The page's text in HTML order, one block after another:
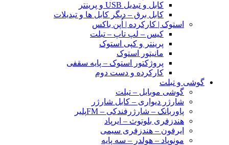
کابل و تبدیل USB و پرینتر
کابل برق – دیگر کابل ها و تبدیلات
استوک | کارکرده | اُپن باکس
کیس – لپ تاپ – تبلت
پرینتر و کپی استوک
مانیتور استوک
پروژکتور استوک – پایه سقفی
کارکرده و دست دوم
گوشی و تبلت
گوشی موبایل – تبلت
شارژر دیواری – کابل شارژر
پاوربانک – شارژرفندکی – FMپلیر
هندزفری بلوتوث – ایرپاد
ایرفون – هندزفری سیمی
مونوپاد – هولدر – سه پایه